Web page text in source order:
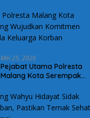
Presisi, Perkuat Sinergi dan
Kamtibmas
Mei 25, 2026
Pejabat Utama Polresta
Malang Kota Serempak
Komitmen Kepedulian
Kepada Keluarga Korban
Kanjuruhan